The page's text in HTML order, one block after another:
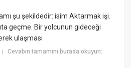
şu şekildedir: isim Aktarmak işi.
geçme. Bir yolcunun gideceği
ulaşması
|Cevabın tamamını burada okuyun: